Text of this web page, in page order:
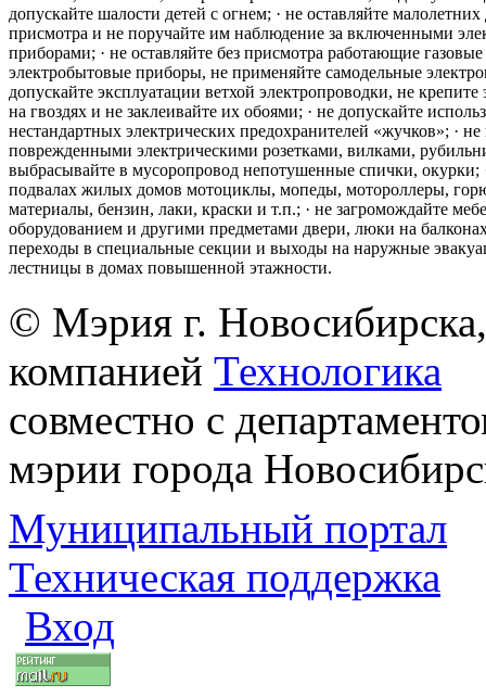
допускайте шалости детей с огнем; · не оставляйте малолетних
присмотра и не поручайте им наблюдение за включенными
приборами; · не оставляйте без присмотра работающие
электробытовые приборы, не применяйте самодельные
допускайте эксплуатации ветхой электропроводки, не крепите
на гвоздях и не заклеивайте их обоями; · не допускайте
нестандартных электрических предохранителей «жучков»; · не
поврежденными электрическими розетками, вилками,
выбрасывайте в мусоропровод непотушенные спички, окурки;
подвалах жилых домов мотоциклы, мопеды, мотороллеры,
материалы, бензин, лаки, краски и т.п.; · не загромождайте
оборудованием и другими предметами двери, люки на
переходы в специальные секции и выходы на наружные
лестницы в домах повышенной этажности.
© Мэрия г.
компанией Технологика
совместно с
мэрии города
Муниципальный портал
Техническая поддержка
Вход